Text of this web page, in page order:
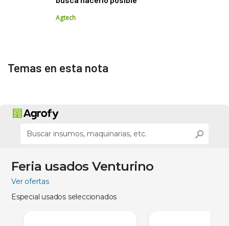
Agtech
Temas en esta nota
Feria usados Venturino
Ver ofertas
Especial usados seleccionados